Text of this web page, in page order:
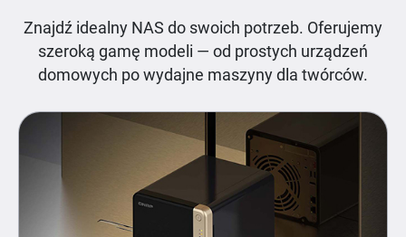
Znajdź idealny NAS do swoich potrzeb. Oferujemy
szeroką gamę modeli — od prostych urządzeń
domowych po wydajne maszyny dla twórców.